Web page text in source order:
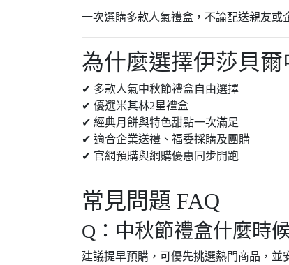
一次選購多款人氣禮盒，不論配送親友或
為什麼選擇伊莎貝爾
✔ 多款人氣中秋節禮盒自由選擇
✔ 優選米其林2星禮盒
✔ 經典月餅與特色甜點一次滿足
✔ 適合企業送禮、福委採購及團購
✔ 官網預購與網購優惠同步開跑
常見問題 FAQ
Q：中秋節禮盒什麼時
建議提早預購，可優先挑選熱門商品，並